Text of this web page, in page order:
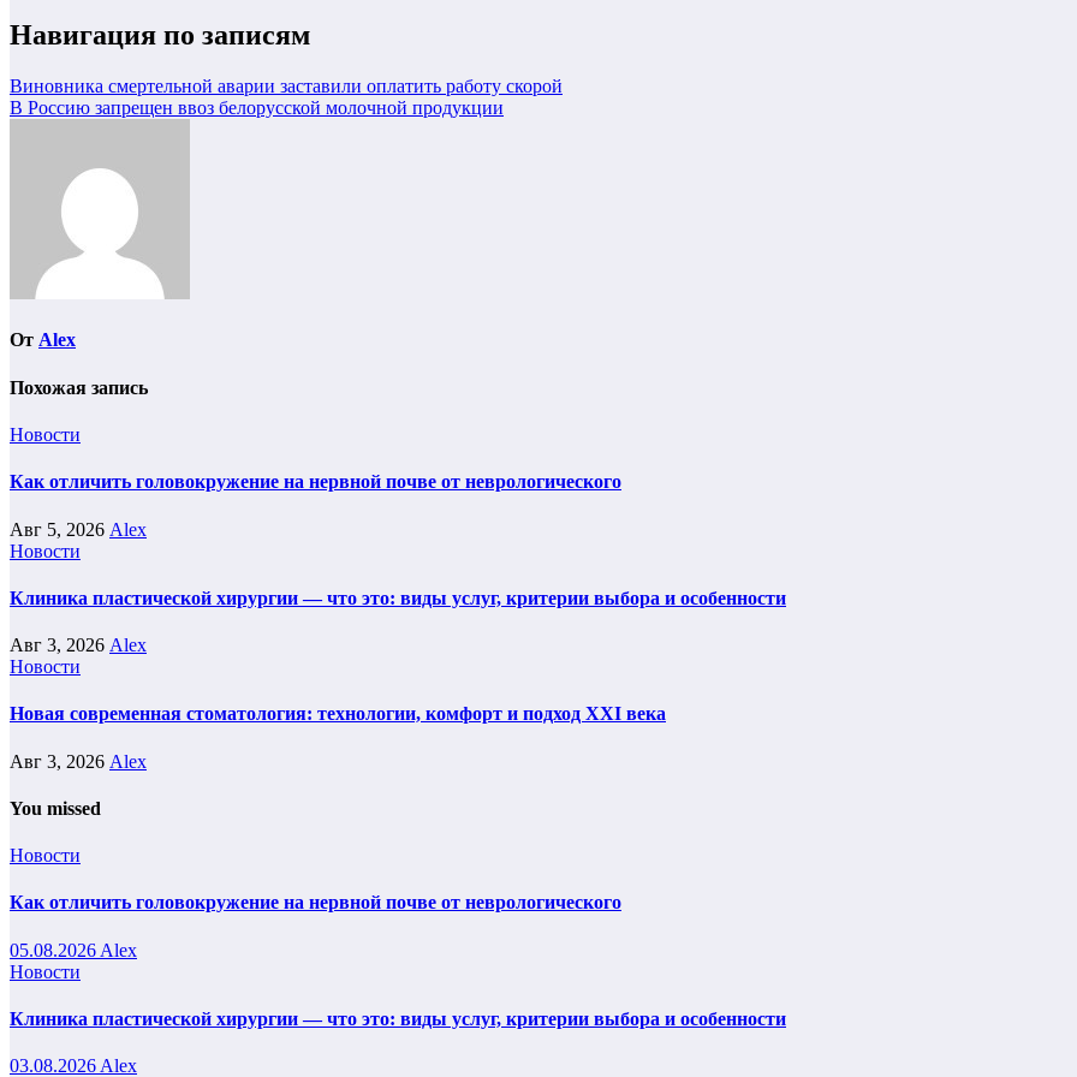
Навигация по записям
Виновника смертельной аварии заставили оплатить работу скорой
В Россию запрещен ввоз белорусской молочной продукции
От Alex
Похожая запись
Новости
Как отличить головокружение на нервной почве от неврологического
Авг 5, 2026 Alex
Новости
Клиника пластической хирургии — что это: виды услуг, критерии выбора и особенности
Авг 3, 2026 Alex
Новости
Новая современная стоматология: технологии, комфорт и подход XXI века
Авг 3, 2026 Alex
You missed
Новости
Как отличить головокружение на нервной почве от неврологического
05.08.2026 Alex
Новости
Клиника пластической хирургии — что это: виды услуг, критерии выбора и особенности
03.08.2026 Alex